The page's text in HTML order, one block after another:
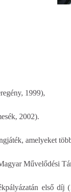
1999),
2002).
amelyeket
Művelődési
első díj